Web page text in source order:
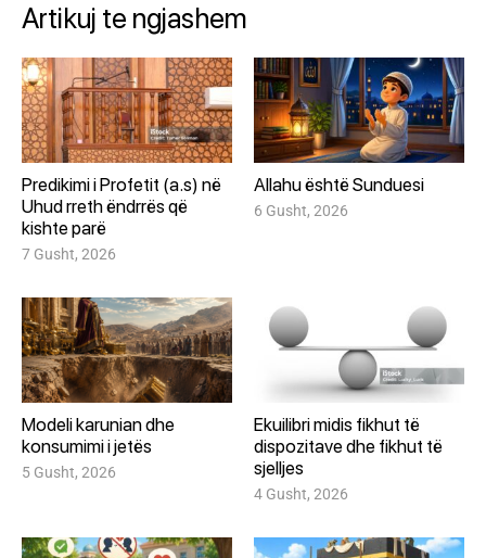
Artikuj te ngjashem
Predikimi i Profetit (a.s) në
Uhud rreth ëndrrës që
kishte parë
7 Gusht, 2026
Allahu është Sunduesi
6 Gusht, 2026
Modeli karunian dhe
konsumimi i jetës
5 Gusht, 2026
Ekuilibri midis fikhut të
dispozitave dhe fikhut të
sjelljes
4 Gusht, 2026